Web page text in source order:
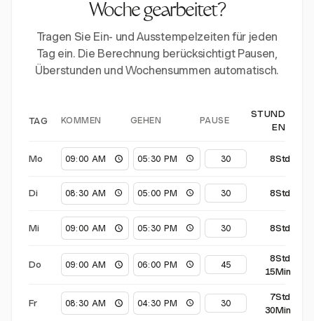
Woche gearbeitet?
Tragen Sie Ein- und Ausstempelzeiten für jeden
Tag ein. Die Berechnung berücksichtigt Pausen,
Überstunden und Wochensummen automatisch.
TAG KOMMEN GEHEN PAUSE
STUND
EN
Mo 8Std
Di 8Std
Mi 8Std
Do
8Std
15Min
Fr
7Std
30Min